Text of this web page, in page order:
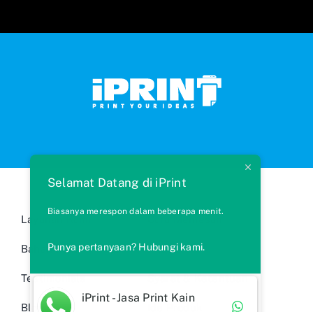
Layanan Kami
Bahan Kain
Testimonials
Blog
FAQs
Selamat Datang di iPrint
Biasanya merespon dalam beberapa menit.
Punya pertanyaan? Hubungi kami.
iPrint - Jasa Print Kain